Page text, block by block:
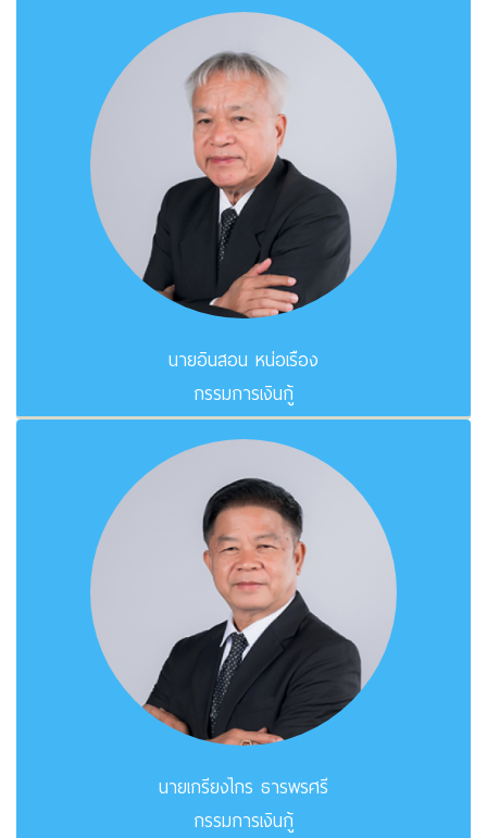
นายอินสอน หน่อเรือง
กรรมการเงินกู้
นายเกรียงไกร ธารพรศรี
กรรมการเงินกู้